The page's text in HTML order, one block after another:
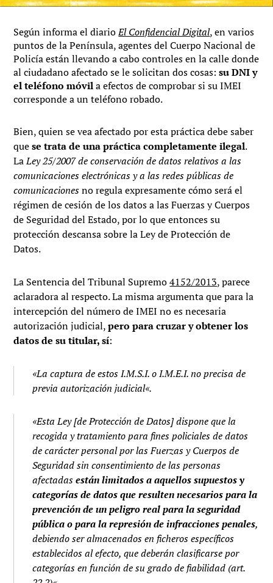
Según informa el diarioEl Confidencial Digital, en varios
puntos de la Península, agentes del Cuerpo Nacional de
Policía están llevando a cabo controles en la calle donde
al ciudadano afectado se le solicitan dos cosas:su DNI y
el teléfono móvila efectos de comprobar si su IMEI
corresponde a un teléfono robado.
Bien, quien se vea afectado por esta práctica debe saber
quese trata de una práctica completamente ilegal.
LaLey 25/2007 de conservación de datos relativos a las
comunicaciones electrónicas y a las redes públicas de
comunicacionesno regula expresamente cómo será el
régimen de cesión de los datos a las Fuerzas y Cuerpos
de Seguridad del Estado, por lo que entonces su
protección descansa sobre la Ley de Protección de
Datos.
La Sentencia del Tribunal Supremo4152/2013, parece
aclaradora al respecto. La misma argumenta que para la
intercepción del número de IMEI no es necesaria
autorización judicial,pero para cruzar y obtener los
datos de su titular, sí:
«La captura de estos I.M.S.I. o I.M.E.I. no precisa de
previa autorización judicial«.
«Esta Ley [de Protección de Datos] dispone que la
recogida y tratamiento para fines policiales de datos
de carácter personal por las Fuerzas y Cuerpos de
Seguridad sin consentimiento de las personas
afectadasestán limitados a aquellos supuestos y
categorías de datos que resulten necesarios para la
prevención de un peligro real para la seguridad
pública o para la represión de infracciones penales,
debiendo ser almacenados en ficheros específicos
establecidos al efecto, que deberán clasificarse por
categorías en función de su grado de fiabilidad (art.